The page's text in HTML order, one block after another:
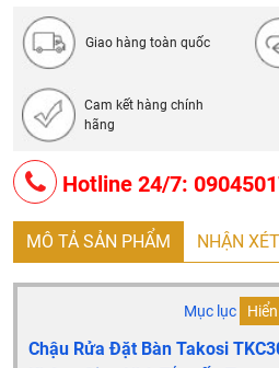
Giao hàng toàn quốc
Cam kết hàng chính
hãng
Hotline 24/7:
MÔ TẢ SẢN PHẨM NHẬN XÉT
Mục lục
Chậu Rửa Đặt Bàn Takosi